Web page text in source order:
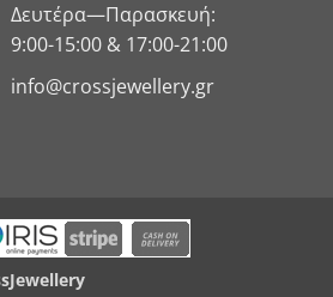
Δευτέρα—Παρασκευή:
9:00-15:00 & 17:00-21:00
info@crossjewellery.gr